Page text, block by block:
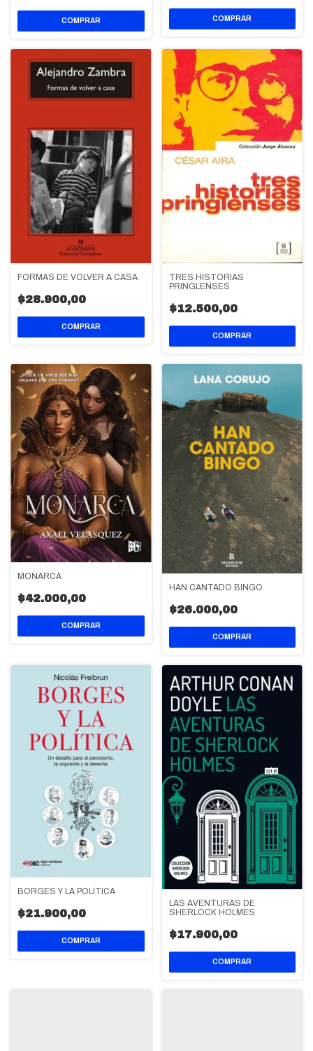
FORMAS DE VOLVER A CASA
$28.900,00
TRES HISTORIAS
PRINGLENSES
$12.500,00
MONARCA
$42.000,00
HAN CANTADO BINGO
$26.000,00
BORGES Y LA POLÍTICA
$21.900,00
LAS AVENTURAS DE
SHERLOCK HOLMES
$17.900,00